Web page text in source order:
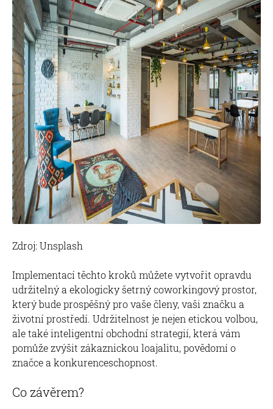
Zdroj: Unsplash
Implementací těchto kroků můžete vytvořit opravdu
udržitelný a ekologicky šetrný coworkingový prostor,
který bude prospěšný pro vaše členy, vaši značku a
životní prostředí. Udržitelnost je nejen etickou volbou,
ale také inteligentní obchodní strategií, která vám
pomůže zvýšit zákaznickou loajalitu, povědomí o
značce a konkurenceschopnost.
Co závěrem?